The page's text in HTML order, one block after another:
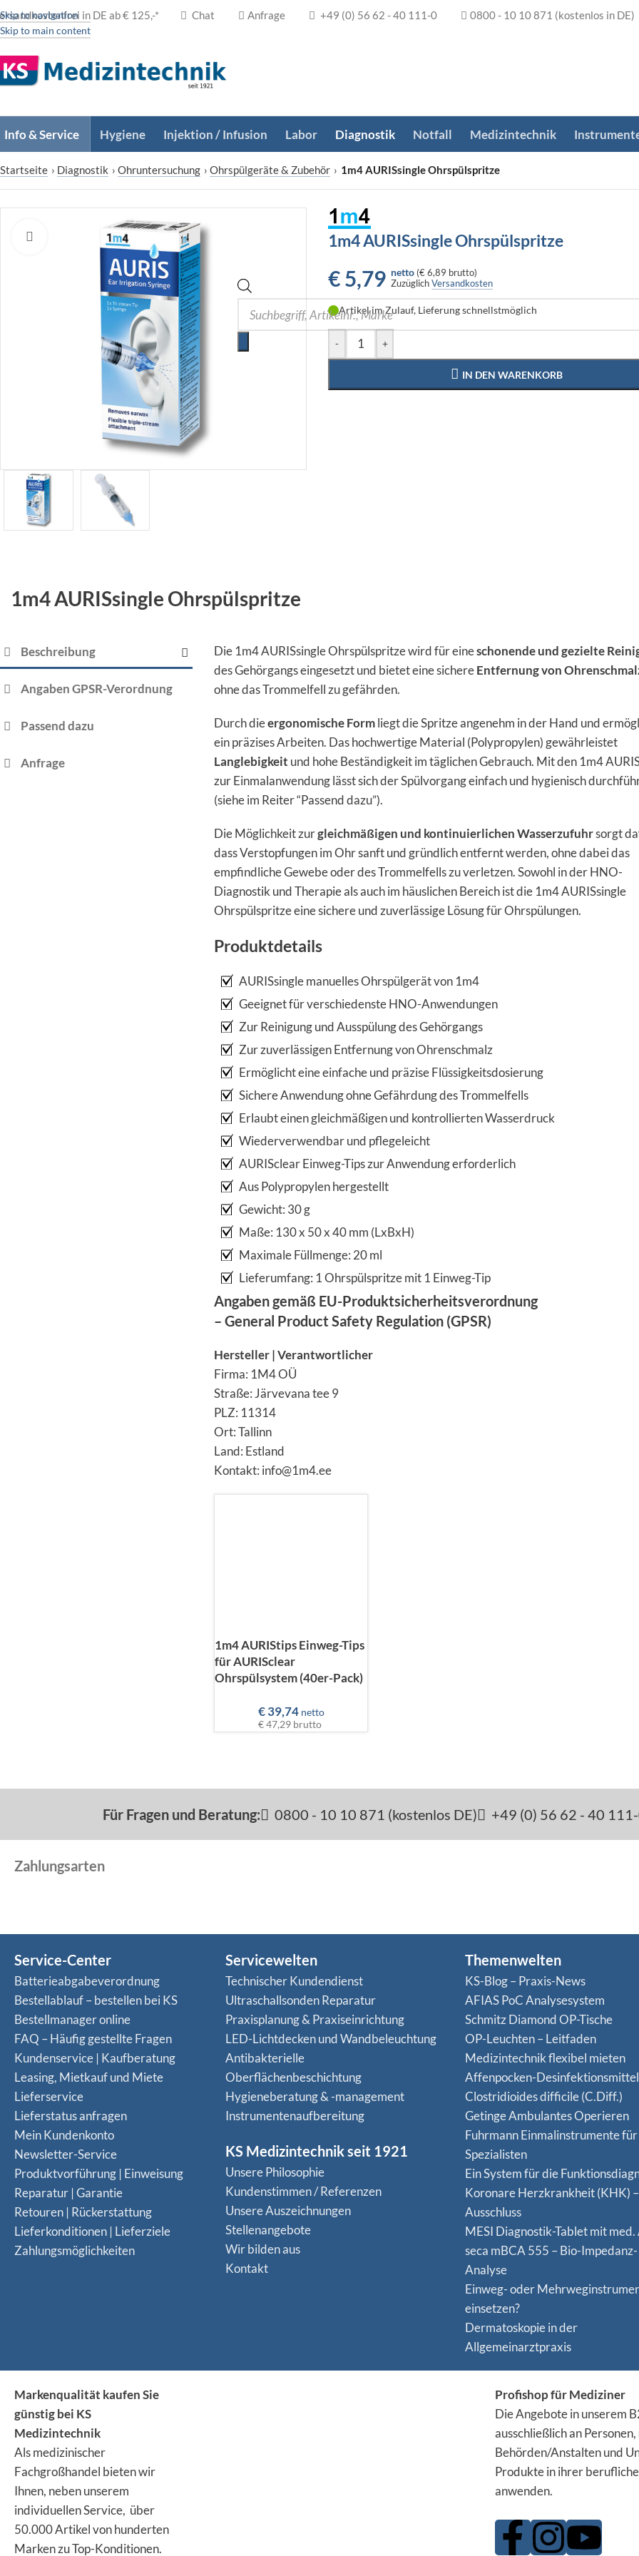
Skip to navigation
Skip to main content
in DE ab € 125,-* Chat Anfrage +49 (0) 56 62 - 40 111-0 0800 - 10 10 871 (kostenlos in DE)
Info & Service Hygiene Injektion / Infusion Labor Diagnostik Notfall Medizintechnik
Startseite › Diagnostik › Ohruntersuchung › Ohrspülgeräte & Zubehör › 1m4 AURISsingle Ohrspülspritze
Zum Vergrößern klicken 1m4 AURISsingle Ohrspülspritze
€5,79 netto (€ 6,89 brutto)
ZuzüglichVersandkosten
Artikel im Zulauf, Lieferung schnellstmöglich
- +
IN DEN WARENKORB
1m4 AURISsingle Ohrspülspritze
Beschreibung
Angaben GPSR-Verordnung
Passend dazu
Anfrage
Die 1m4 AURISsingle Ohrspülspritze wird für eineschonende und gezielte
des Gehörgangs eingesetzt und bietet eine sichereEntfernung von
ohne das Trommelfell zu gefährden.
Durch dieergonomische Formliegt die Spritze angenehm in der Hand und
ein präzises Arbeiten. Das hochwertige Material (Polypropylen) gewährleistet
Langlebigkeit und hohe Beständigkeit im täglichen Gebrauch. Mit den 1m4
zur Einmalanwendung lässt sich der Spülvorgang einfach und hygienisch
(siehe im Reiter “Passend dazu”).
Die Möglichkeit zurgleichmäßigen und kontinuierlichen Wasserzufuhrsorgt
dass Verstopfungen im Ohr sanft und gründlich entfernt werden, ohne dabei das
empfindliche Gewebe oder des Trommelfells zu verletzen. Sowohl in der HNO-
Diagnostik und Therapie als auch im häuslichen Bereich ist die 1m4 AURISsingle
Ohrspülspritze eine sichere und zuverlässige Lösung für Ohrspülungen.
Produktdetails
AURISsingle manuelles Ohrspülgerät von 1m4
Geeignet für verschiedenste HNO-Anwendungen
Zur Reinigung und Ausspülung des Gehörgangs
Zur zuverlässigen Entfernung von Ohrenschmalz
Ermöglicht eine einfache und präzise Flüssigkeitsdosierung
Sichere Anwendung ohne Gefährdung des Trommelfells
Erlaubt einen gleichmäßigen und kontrollierten Wasserdruck
Wiederverwendbar und pflegeleicht
AURISclear Einweg-Tips zur Anwendung erforderlich
Aus Polypropylen hergestellt
Gewicht: 30 g
Maße: 130 x 50 x 40 mm (LxBxH)
Maximale Füllmenge: 20 ml
Lieferumfang: 1 Ohrspülspritze mit 1 Einweg-Tip
Angaben gemäß EU-Produktsicherheitsverordnung
– General Product Safety Regulation (GPSR)
Hersteller | Verantwortlicher
Firma: 1M4 OÜ
Straße: Järvevana tee 9
PLZ: 11314
Ort: Tallinn
Land: Estland
Kontakt: info@1m4.ee
1m4 AURIStips Einweg-Tips
für AURISclear
Ohrspülsystem (40er-Pack)
€39,74 netto
€ 47,29 brutto
Für Fragen und Beratung: 0800 - 10 10 871 (kostenlos DE) +49 (0) 56 62 - 40
Zahlungsarten
Service-Center
Batterieabgabeverordnung
Bestellablauf – bestellen bei KS
Bestellmanager online
FAQ – Häufig gestellte Fragen
Kundenservice | Kaufberatung
Leasing, Mietkauf und Miete
Lieferservice
Lieferstatus anfragen
Mein Kundenkonto
Newsletter-Service
Produktvorführung | Einweisung
Reparatur | Garantie
Retouren | Rückerstattung
Lieferkonditionen | Lieferziele
Zahlungsmöglichkeiten
Servicewelten
Technischer Kundendienst
Ultraschallsonden Reparatur
Praxisplanung & Praxiseinrichtung
LED-Lichtdecken und Wandbeleuchtung
Antibakterielle
Oberflächenbeschichtung
Hygieneberatung & -management
Instrumentenaufbereitung
KS Medizintechnik seit 1921
Unsere Philosophie
Kundenstimmen / Referenzen
Unsere Auszeichnungen
Stellenangebote
Wir bilden aus
Kontakt
Themenwelten
KS-Blog – Praxis-News
AFIAS PoC Analysesystem
Schmitz Diamond OP-Tische
OP-Leuchten – Leitfaden
Medizintechnik flexibel mieten
Affenpocken-Desinfektionsmittel
Clostridioides difficile (C.Diff.)
Getinge Ambulantes Operieren
Fuhrmann Einmalinstrumente für
Spezialisten
Ein System für die
Koro­nare Herz­krank­heit (KHK) –
Ausschluss
MESI Diagnostik-Tablet mit med.
seca mBCA 555 – Bio-Impedanz-
Analyse
Einweg- oder
einsetzen?
Dermatoskopie in der
Allgemeinarztpraxis
Markenqualität kaufen Sie
günstig bei KS
Medizintechnik
Als medizinischer
Fachgroßhandel bieten wir
Ihnen, neben unserem
individuellen Service, über
50.000 Artikel von hunderten
Marken zu Top-Konditionen.
Profishop für Mediziner
Die Angebote in unserem
ausschließlich an
Behörden/Anstalten und
Produkte in ihrer
anwenden.